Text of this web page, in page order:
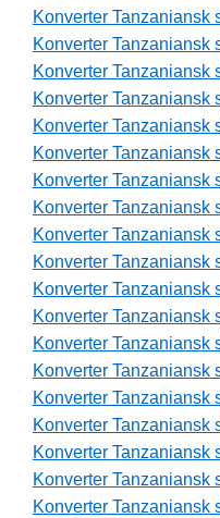
Konverter Tanzaniansk
Konverter
Konverter
Konverter
Konverter Tanzaniansk
Konverter
Konverter Tanzaniansk
Konverter
Konverter
Konverter Tanzaniansk
Konverter Tanzaniansk
Konverter Tanzaniansk
Konverter Tanzaniansk
Konverter
Konverter Tanzaniansk
Konverter Tanzaniansk
Konverter
Konverter Tanzaniansk
Konverter